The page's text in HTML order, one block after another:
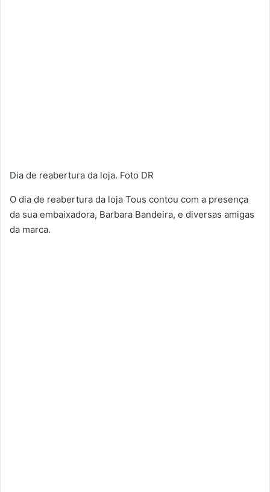
Dia de reabertura da loja. Foto DR
O dia de reabertura da loja Tous contou com a presença
da sua embaixadora, Barbara Bandeira, e diversas amigas
da marca.